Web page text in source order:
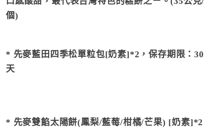
個)
* 先麥藍田四季松單粒包[奶素]*2，保存期限：30
天
* 先麥雙餡太陽餅(鳳梨/藍莓/柑橘/芒果) [奶素]*2